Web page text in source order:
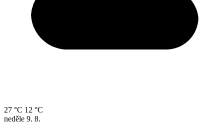
27 °C 12 °C
neděle 9. 8.